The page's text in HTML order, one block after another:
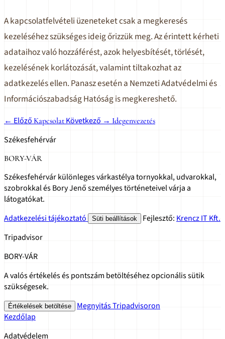
A kapcsolatfelvételi üzeneteket csak a megkeresés
kezeléséhez szükséges ideig őrizzük meg. Az érintett kérheti
adataihoz való hozzáférést, azok helyesbítését, törlését,
kezelésének korlátozását, valamint tiltakozhat az
adatkezelés ellen. Panasz esetén a Nemzeti Adatvédelmi és
Információszabadság Hatóság is megkereshető.
← Előző Kapcsolat Következő → Idegenvezetés
Székesfehérvár
BORY-VÁR
Székesfehérvár különleges várkastélya tornyokkal, udvarokkal,
szobrokkal és Bory Jenő személyes történeteivel várja a
látogatókat.
Adatkezelési tájékoztató
Süti beállítások Fejlesztő: Krencz IT Kft.
Tripadvisor
BORY-VÁR
A valós értékelés és pontszám betöltéséhez opcionális sütik
szükségesek.
Értékelések betöltése
Megnyitás Tripadvisoron
Kezdőlap
Adatvédelem